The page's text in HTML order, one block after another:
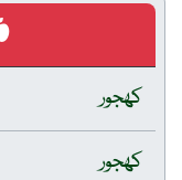
کھجور
کھجور